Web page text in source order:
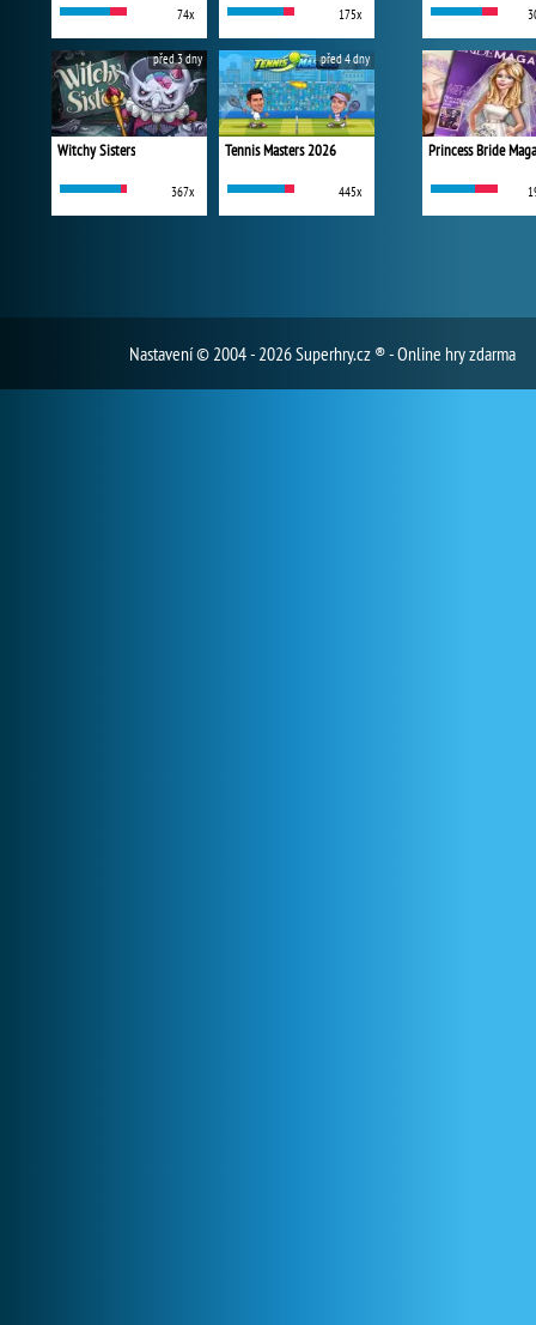
74x 175x
Witchy Sisters
367x
před 3 dny
Tennis Masters 2026
445x
před 4 dny
Princess Bride
Nastavení© 2004 - 2026 Superhry.cz ® - Online hry zdarma